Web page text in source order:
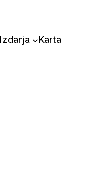
Izdanja Karta